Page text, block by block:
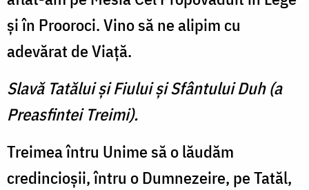
şi în Prooroci. Vino să ne alipim cu
adevărat de Viaţă.
Slavă Tatălui şi Fiului şi Sfântului Duh (a
Preasfintei Treimi).
Treimea întru Unime să o lăudăm
credincioşii, întru o Dumnezeire, pe Tatăl,